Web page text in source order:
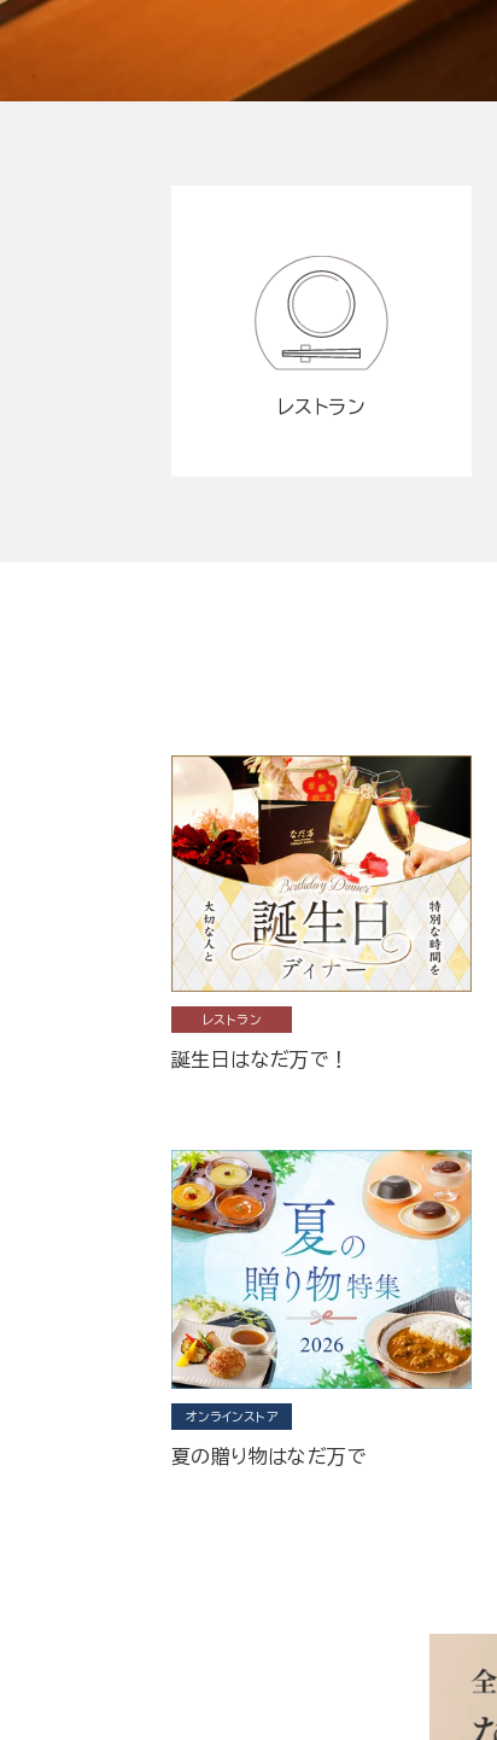
レストラン
レストラン
誕生日はなだ万で！
オンラインストア
夏の贈り物はなだ万で